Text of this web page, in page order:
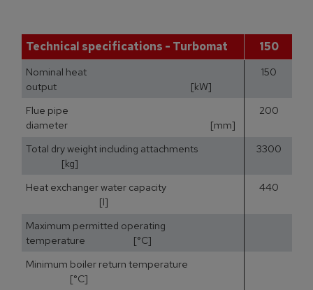
Technical specifications - Turbomat 150
Nominal heat
output [kW]
150
Flue pipe
diameter [mm]
200
Total dry weight including attachments
[kg]
3300
Heat exchanger water capacity
[l]
440
Maximum permitted operating
temperature [°C]
Minimum boiler return temperature
[°C]